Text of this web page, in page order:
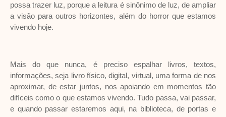
possa trazer luz, porque a leitura é sinônimo de luz, de ampliar
a visão para outros horizontes, além do horror que estamos
vivendo hoje.
Mais do que nunca, é preciso espalhar livros, textos,
informações, seja livro físico, digital, virtual, uma forma de nos
aproximar, de estar juntos, nos apoiando em momentos tão
difíceis como o que estamos vivendo. Tudo passa, vai passar,
e quando passar estaremos aqui, na biblioteca, de portas e